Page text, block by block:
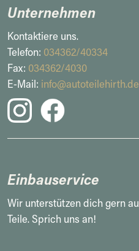
Unternehmen
Kontaktiere uns.
Telefon: 034362/40334
Fax: 034362/4030
E-Mail: info@autoteilehirth.de
Einbauservice
Wir unterstützen dich gern
Teile. Sprich uns an!